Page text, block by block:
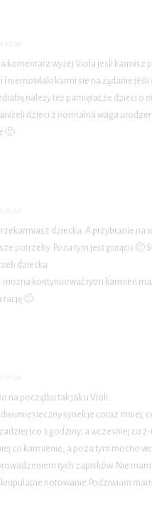
komentarz wyżej Viola jesli karmisz
i niemowlaki karmi sie na żądanie
należy też pamiętać że dzieci
dzieci z normalna waga
🙂
dziecka. A przybranie na
potrzeby. Poza tym jest gorąco 🙂
dziecka.
można kontynuować rytm karmień
rację 🙂
na początku tak jak u Violi.
dwumiesieczny synek je coraz
(co 3 godziny, a wczesniej co
co karmienie, a poza tym mocno
tych zapisków. Nie
notowanie.Podziwiam